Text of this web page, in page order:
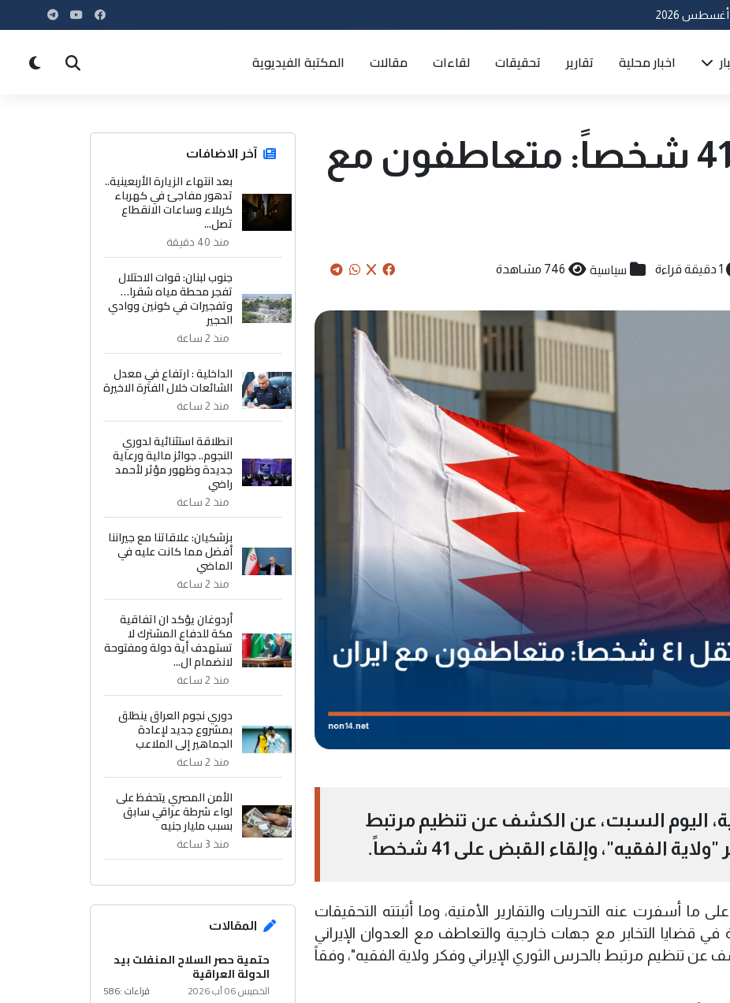
اخبار محلية تقارير تحقيقات لقاءات مقالات المكتبة الفيديوية
البحرين تعتقل 41 شخصاً: متعاطفون مع
1 دقيقة قراءة سياسية 746 مشاهدة
اليوم السبت، عن الكشف عن تنظيم مرتبط
الفقيه"، وإلقاء القبض على 41 شخصاً.
ما أسفرت عنه التحريات والتقارير الأمنية، وما أثبتته التحقيقات
في قضايا التخابر مع جهات خارجية والتعاطف مع العدوان الإيراني
عن تنظيم مرتبط بالحرس الثوري الإيراني وفكر ولاية الفقيه"، وفقاً
آخر الاضافات
بعد انتهاء الزيارة الأربعينية..
تدهور مفاجئ في كهرباء
كربلاء وساعات الانقطاع
تصل...
منذ 40 دقيقة
جنوب لبنان: قوات الاحتلال
تفجر محطة مياه شقرا…
وتفجيرات في كونين ووادي
الحجير
منذ 2 ساعة
الداخلية : ارتفاع في معدل
الشائعات خلال الفترة الاخيرة
منذ 2 ساعة
انطلاقة استثنائية لدوري
النجوم.. جوائز مالية ورعاية
جديدة وظهور مؤثر لأحمد
راضي
منذ 2 ساعة
بزشكيان: علاقاتنا مع جيراننا
أفضل مما كانت عليه في
الماضي
منذ 2 ساعة
أردوغان يؤكد ان اتفاقية
مكة للدفاع المشترك لا
تستهدف أية دولة ومفتوحة
لانضمام ال...
منذ 2 ساعة
دوري نجوم العراق ينطلق
بمشروع جديد لإعادة
الجماهير إلى الملاعب
منذ 2 ساعة
الأمن المصري يتحفظ على
لواء شرطة عراقي سابق
بسبب مليار جنيه
منذ 3 ساعة
المقالات
حتمية حصر السلاح المنفلت بيد
الدولة العراقية
الخميس 06 آب 2026 قراءات :586